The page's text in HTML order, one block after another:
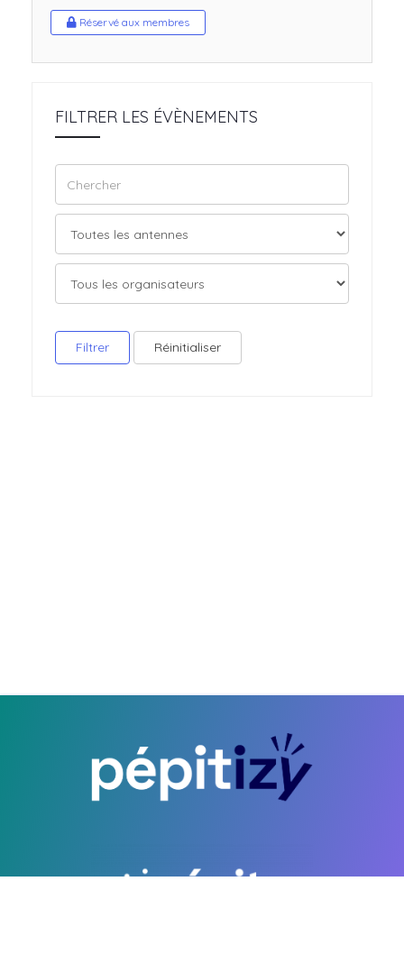
Réservé aux membres
FILTRER LES ÉVÈNEMENTS
Filtrer Réinitialiser